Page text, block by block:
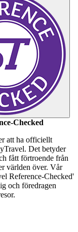
Checked
att ha officiellt
Det betyder
fått förtroende från
världen över. Vår
Reference-Checked'
och föredragen